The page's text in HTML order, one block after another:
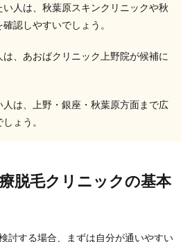
人は、秋葉原スキンクリニックや秋
認しやすいでしょう。
、あおばクリニック上野院が候補に
は、上野・銀座・秋葉原方面まで広
ょう。
脱毛クリニックの基本
討する場合、まずは自分が通いやすい